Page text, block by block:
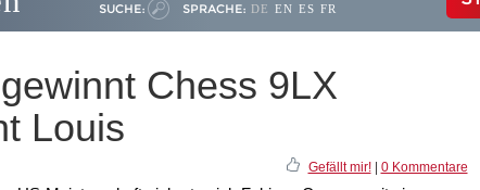
SUCHE: SPRACHE: DE EN ES FR
Chess 9LX
Louis
Gefällt mir!| 0 Kommentare